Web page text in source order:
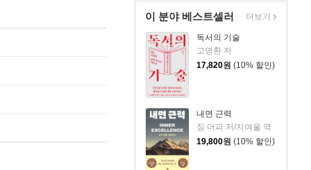
이 분야 베스트셀러
독서의 기술
고명환 저
17,820원 (10% 할인)
내면 근력
짐 머피 저/지여울 역
19,800원 (10% 할인)
더보기